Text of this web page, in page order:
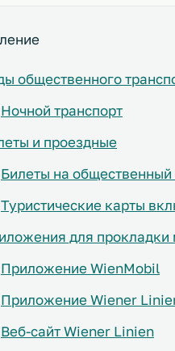
общественного
Ночной транспорт
и проездные
Билеты на общественный
Туристические карты
для прокладки
Приложение WienMobil
Приложение Wiener
Веб-сайт Wiener Linien